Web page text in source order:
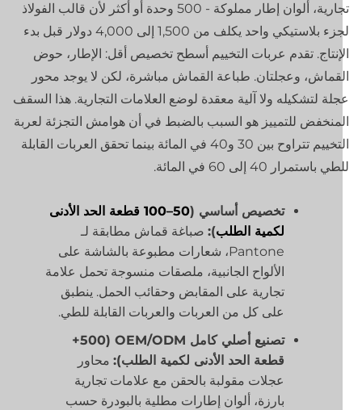
تجارية، ألوان إطار مملوكة - 500 وحدة أو أكثر لأن قالب الفولاذ
لجزء بلاستيكي واحد يكلف من 1,500 إلى 4,000 دولار قبل بدء
تقدم عربات التخييم أسطح تخصيص أقل: الإطار، حوض
وعجلتان. طباعة القماش مباشرة، لكن لا يوجد محور
لتشكيله ولا آلية معقدة لوضع العلامات التجارية. هذا السقف
للتمييز هو السبب بالضبط في أن هوامش التجزئة لعربة
التخييم تتراوح بين 30 و40 في المائة بينما تحقق العربات القابلة
باستمرار 40 إلى 60 في المائة.
تخصيص أساسي (
50–100 قطعة الحد الأدنى
لكمية الطلب):صباغة قماش مطابقة لـ
Pantone، شعارات مطبوعة بالشاشة على
الألواح الجانبية، ملصقات منسوجة تحمل علامة
تجارية على المقابض وحقائب الحمل. ينطبق
على كل من العربات والعربات القابلة للطي.
تصنيع أصلي كامل OEM/ODM (500+
قطعة الحد الأدنى لكمية الطلب):محاور
عجلات مقولبة بالحقن مع علامات تجارية
بارزة، ألوان إطارات مطلية بالبودرة حسب